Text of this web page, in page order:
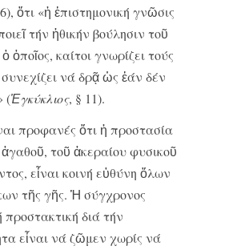
ὅτι «ἡ ἐπιστημονική γνῶσις
τήν ἠθικήν βούλησιν τοῦ
ὁποῖος, καίτοι γνωρίζει τούς
νά δρᾷ ὡς ἐάν δέν
(Ἐγκύκλιος, § 11).
ὅτι ἡ προστασία
τοῦ ἀκεραίου φυσικοῦ
εἶναι κοινή εὐθύνη ὅλων
τῆς γῆς. Ἡ σύγχρονος
προστακτική διά τήν
εἶναι νά ζῶμεν χωρίς νά